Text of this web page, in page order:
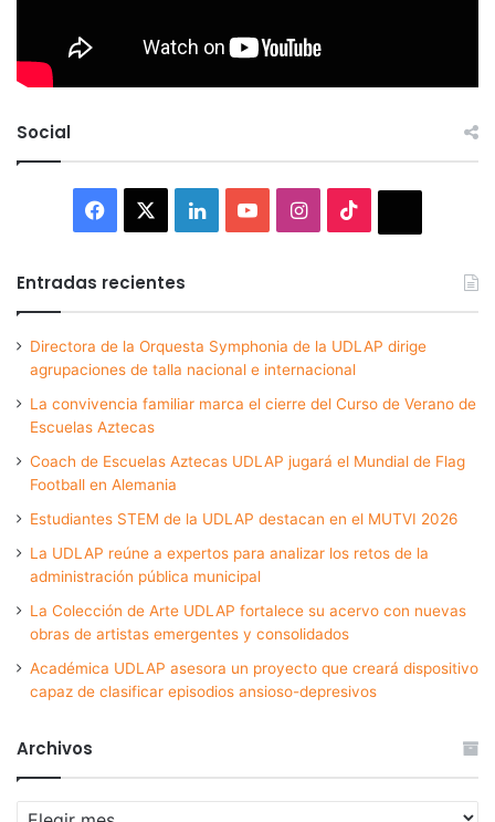
Social
Facebook LinkedInYouTubeInstagram
Entradas recientes
Directora de la Orquesta Symphonia de la UDLAP dirige
agrupaciones de talla nacional e internacional
La convivencia familiar marca el cierre del Curso de Verano de
Escuelas Aztecas
Coach de Escuelas Aztecas UDLAP jugará el Mundial de Flag
Football en Alemania
Estudiantes STEM de la UDLAP destacan en el MUTVI 2026
La UDLAP reúne a expertos para analizar los retos de la
administración pública municipal
La Colección de Arte UDLAP fortalece su acervo con nuevas
obras de artistas emergentes y consolidados
Académica UDLAP asesora un proyecto que creará dispositivo
capaz de clasificar episodios ansioso-depresivos
Archivos
Archivos